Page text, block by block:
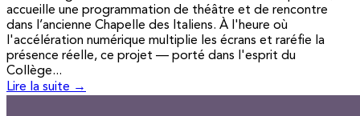
accueille une programmation de théâtre et de rencontre
dans l’ancienne Chapelle des Italiens. À l'heure où
l'accélération numérique multiplie les écrans et raréfie la
présence réelle, ce projet — porté dans l'esprit du
Collège...
Lire la suite →